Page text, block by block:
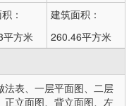
：
平方米
建筑面积：
260.46平方米
法表、一层平面图、二层
正立面图、背立面图、左